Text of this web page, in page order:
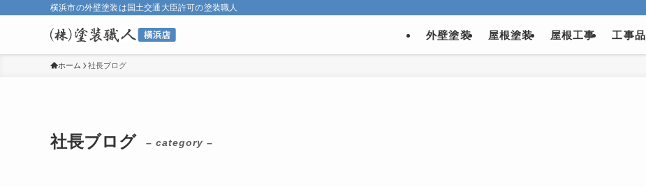
横浜市の外壁塗装は国土交通大臣許可の塗装職人
外壁塗装 屋根塗装 屋根工事 工事
ホーム 社長ブログ
社長ブログ – category –